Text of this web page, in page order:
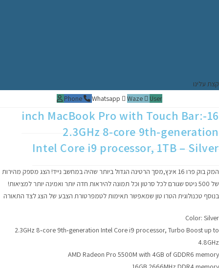
עלינו
Phone
Whatsapp Waze User
16-inch MacBook Pro with Touch Bar:
2.3GHz 8-core 9th-
Intel Core i9 processor, 1TB –
המק בוק פרו 16 אינץ,מסך הרטינה הגדול ביותר שהיה במחשב נייד! הצג מספק מהירות
של 500 ניטס שגורם לכל סרטון וכל תמונה להיראות חדה יותר ואמינה יותר למציאות!
טכנולוגית הטרו טון שמאפשר תאימות לטמפרטורת הצבע של הצג לצד התאורה
Color:
2.3GHz 8‑core 9th‑generation Intel Core i9 processor, Turbo Boost up
AMD Radeon Pro 5500M with 4GB of GDDR6